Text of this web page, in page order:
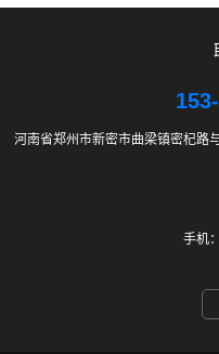
河南省郑州市新密市曲梁镇密杞路
手机